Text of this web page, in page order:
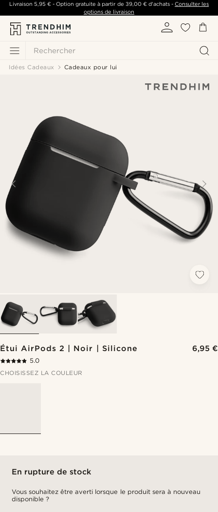
Rechercher
Livraison 5,95 €- Option gratuite à partir de 39,00 €d'achats -Consulter les
options de livraison
Idées Cadeaux Cadeaux pour lui
Étui AirPods 2 | Noir | Silicone 6,95 €
5.0
CHOISISSEZ LA COULEUR
En rupture de stock
Vous souhaitez être averti lorsque le produit sera à nouveau
disponible ?